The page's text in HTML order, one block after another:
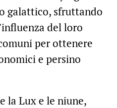
galattico, sfruttando
del loro
per ottenere
e persino
la Lux e le niune,